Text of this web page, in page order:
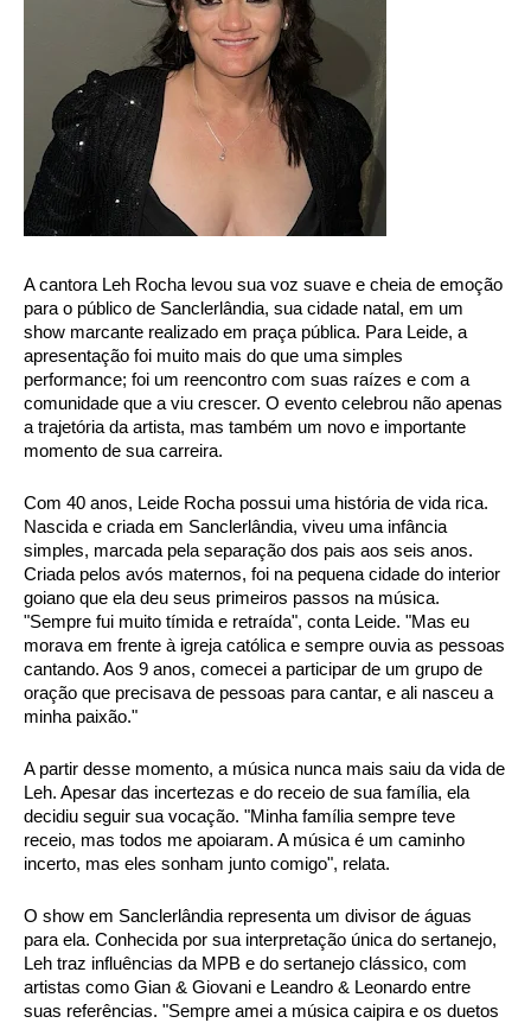
A cantora Leh Rocha levou sua voz suave e cheia de emoção
para o público de Sanclerlândia, sua cidade natal, em um
show marcante realizado em praça pública. Para Leide, a
apresentação foi muito mais do que uma simples
performance; foi um reencontro com suas raízes e com a
comunidade que a viu crescer. O evento celebrou não apenas
a trajetória da artista, mas também um novo e importante
momento de sua carreira.
Com 40 anos, Leide Rocha possui uma história de vida rica.
Nascida e criada em Sanclerlândia, viveu uma infância
simples, marcada pela separação dos pais aos seis anos.
Criada pelos avós maternos, foi na pequena cidade do interior
goiano que ela deu seus primeiros passos na música.
"Sempre fui muito tímida e retraída", conta Leide. "Mas eu
morava em frente à igreja católica e sempre ouvia as pessoas
cantando. Aos 9 anos, comecei a participar de um grupo de
oração que precisava de pessoas para cantar, e ali nasceu a
minha paixão."
A partir desse momento, a música nunca mais saiu da vida de
Leh. Apesar das incertezas e do receio de sua família, ela
decidiu seguir sua vocação. "Minha família sempre teve
receio, mas todos me apoiaram. A música é um caminho
incerto, mas eles sonham junto comigo", relata.
O show em Sanclerlândia representa um divisor de águas
para ela. Conhecida por sua interpretação única do sertanejo,
Leh traz influências da MPB e do sertanejo clássico, com
artistas como Gian & Giovani e Leandro & Leonardo entre
suas referências. "Sempre amei a música caipira e os duetos